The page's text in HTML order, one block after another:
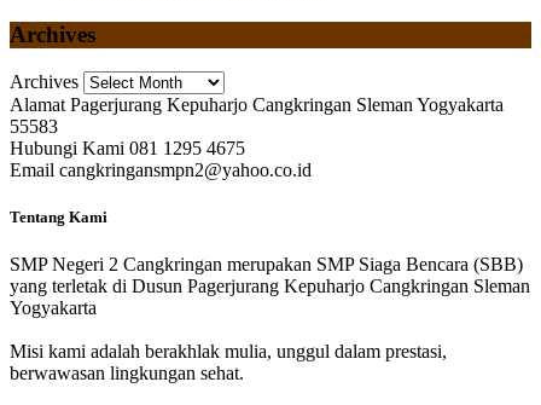
Archives
Archives
Alamat Pagerjurang Kepuharjo Cangkringan Sleman Yogyakarta
55583
Hubungi Kami 081 1295 4675
Email cangkringansmpn2@yahoo.co.id
Tentang Kami
SMP Negeri 2 Cangkringan merupakan SMP Siaga Bencara (SBB)
yang terletak di Dusun Pagerjurang Kepuharjo Cangkringan Sleman
Yogyakarta
Misi kami adalah berakhlak mulia, unggul dalam prestasi,
berwawasan lingkungan sehat.